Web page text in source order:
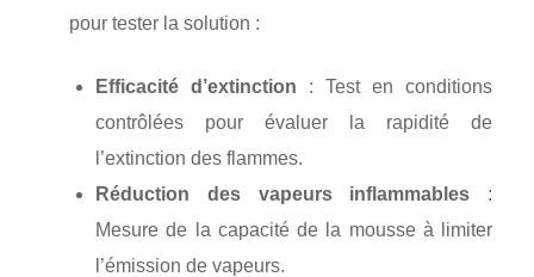
pour tester la solution :
Efficacité d’extinction : Test en conditions
contrôlées pour évaluer la rapidité de
l’extinction des flammes.
Réduction des vapeurs inflammables :
Mesure de la capacité de la mousse à limiter
l’émission de vapeurs.